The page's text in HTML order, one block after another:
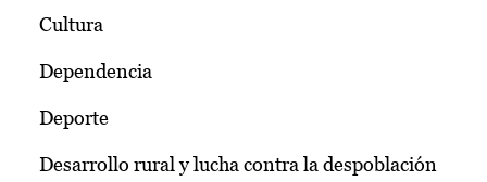
Cultura
Dependencia
Deporte
Desarrollo rural y lucha contra la despoblación